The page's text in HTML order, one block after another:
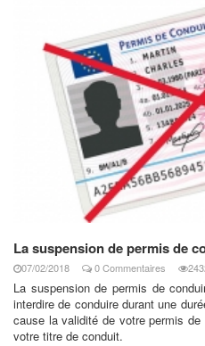
La suspension de permis de
07/02/2018 0 Commentaires
La suspension de permis de
interdire de conduire durant une
cause la validité de votre permis
votre titre de conduit.